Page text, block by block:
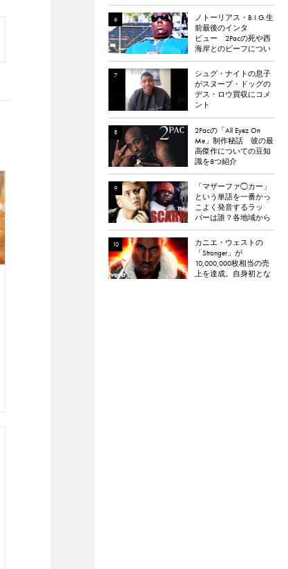
ノトーリアス・B.I.G.生
前最後のインタ
ビュー 2Pacの死や西
海岸とのビーフについ
シュグ・ナイトの息子
がスヌープ・ドッグの
デス・ロウ買収にコメ
ント
2Pacの「All Eyez On
Me」制作秘話 彼の最
高傑作についての豆知
識を8つ紹介
「マザーファ◯カー」
という単語を一番かっ
こよく発音するラッ
パーは誰？各地域から
◯ッカー」を持つラッ
パーを選出。
カニエ・ウェストの
「Stronger」が
10,000,000枚相当の売
上を達成。自身初とな